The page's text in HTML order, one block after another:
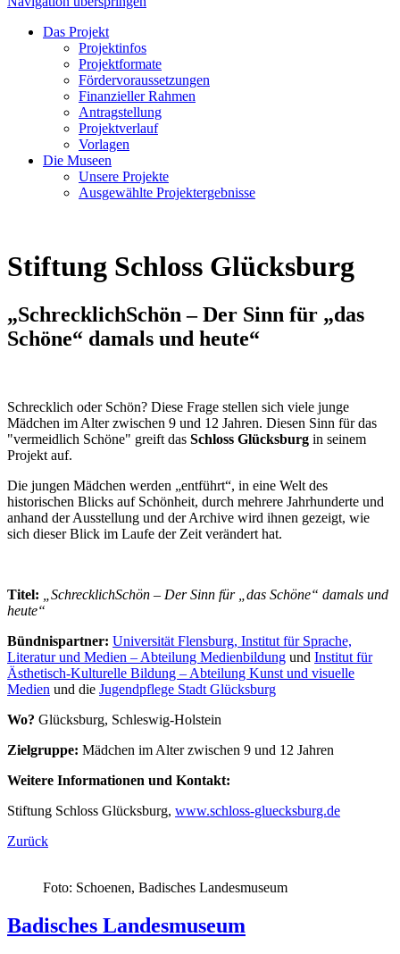
Das Projekt
Projektinfos
Projektformate
Fördervoraussetzungen
Finanzieller Rahmen
Antragstellung
Projektverlauf
Vorlagen
Die Museen
Unsere Projekte
Ausgewählte Projektergebnisse
Stiftung Schloss Glücksburg
„SchrecklichSchön – Der Sinn für „das
Schöne“ damals und heute“
Schrecklich oder Schön? Diese Frage stellen sich viele junge
Mädchen im Alter zwischen 9 und 12 Jahren. Diesen Sinn für das
"vermeidlich Schöne" greift das Schloss Glücksburg in seinem
Projekt auf.
Die jungen Mädchen werden „entführt“, in eine Welt des
historischen Blicks auf Schönheit, durch mehrere Jahrhunderte und
anhand der Ausstellung und der Archive wird ihnen gezeigt, wie
sich dieser Blick im Laufe der Zeit verändert hat.
Titel:
„SchrecklichSchön – Der Sinn für „das Schöne“ damals und
heute“
Bündnispartner: Universität Flensburg, Institut für Sprache,
Literatur und Medien – Abteilung Medienbildung und Institut für
Ästhetisch-Kulturelle Bildung – Abteilung Kunst und visuelle
Medien und die Jugendpflege Stadt Glücksburg
Wo? Glücksburg, Schleswig-Holstein
Zielgruppe: Mädchen im Alter zwischen 9 und 12 Jahren
Weitere Informationen und Kontakt:
Stiftung Schloss Glücksburg, www.schloss-gluecksburg.de
Zurück
Foto: Schoenen, Badisches Landesmuseum
Badisches Landesmuseum